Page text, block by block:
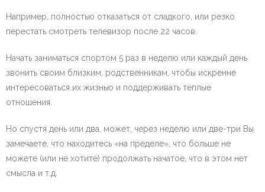
Например, полностью отказаться от сладкого, или резко
перестать смотреть телевизор после 22 часов.
Начать заниматься спортом 5 раз в неделю или каждый день
звонить своим близким, родственникам, чтобы искренне
интересоваться их жизнью и поддерживать теплые
отношения.
Но спустя день или два, может, через неделю или две-три Вы
замечаете, что находитесь «на пределе», что больше не
можете (или не хотите) продолжать начатое, что в этом нет
смысла и т.д.